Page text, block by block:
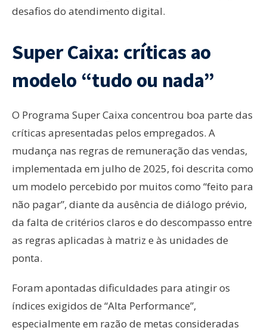
desafios do atendimento digital.
Super Caixa: críticas ao
modelo “tudo ou nada”
O Programa Super Caixa concentrou boa parte das
críticas apresentadas pelos empregados. A
mudança nas regras de remuneração das vendas,
implementada em julho de 2025, foi descrita como
um modelo percebido por muitos como “feito para
não pagar”, diante da ausência de diálogo prévio,
da falta de critérios claros e do descompasso entre
as regras aplicadas à matriz e às unidades de
ponta.
Foram apontadas dificuldades para atingir os
índices exigidos de “Alta Performance”,
especialmente em razão de metas consideradas